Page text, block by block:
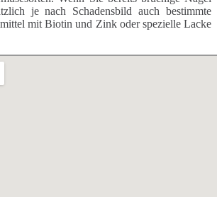
je nach Schadensbild auch bestimmte
mit Biotin und Zink oder spezielle Lacke